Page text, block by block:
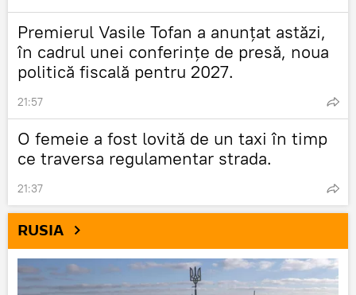
Premierul Vasile Tofan a anunțat astăzi,
în cadrul unei conferințe de presă, noua
politică fiscală pentru 2027.
21:57
O femeie a fost lovită de un taxi în timp
ce traversa regulamentar strada.
21:37
RUSIA